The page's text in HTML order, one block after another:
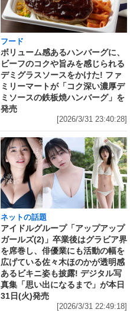
フード
ボリューム感あるハンバーグに、
ビーフのコクや旨みを感じられる
デミグラスソースをかけた! ファ
ミリーマートが「コク深い濃厚デ
ミソースの鉄板焼ハンバーグ」を
発売
[2026/3/31 23:40:28]
ネットの話題
アイドルグループ「アップアップ
ガールズ(2)」卒業後はグラビア界
を席巻し、俳優業にも活動の幅を
広げている佐々木ほのかが透明感
あるビキニ姿も披露! デジタル写
真集「思い出になるまで」が本日
31日(火)発売
[2026/3/31 22:49:18]